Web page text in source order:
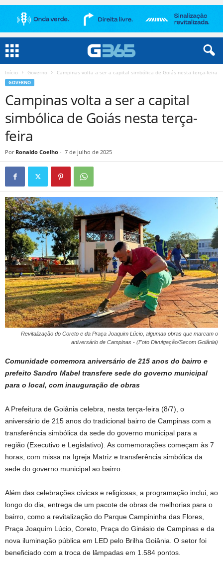
Início Governo Campinas volta a ser a capital simbólica de Goiás nesta terça-feira
GOVERNO
Campinas volta a ser a capital
simbólica de Goiás nesta terça-
feira
Por Ronaldo Coelho - 7 de julho de 2025
Revitalização do Coreto e da Praça Joaquim Lúcio, algumas obras que marcam o
aniversário de Campinas - (Foto Divulgação/Secom Goiânia)
Comunidade comemora aniversário de 215 anos do bairro e
prefeito Sandro Mabel transfere sede do governo municipal
para o local, com inauguração de obras
A Prefeitura de Goiânia celebra, nesta terça-feira (8/7), o
aniversário de 215 anos do tradicional bairro de Campinas com a
transferência simbólica da sede do governo municipal para a
região (Executivo e Legislativo). As comemorações começam às 7
horas, com missa na Igreja Matriz e transferência simbólica da
sede do governo municipal ao bairro.
Além das celebrações cívicas e religiosas, a programação inclui, ao
longo do dia, entrega de um pacote de obras de melhorias para o
bairro, como a revitalização do Parque Campininha das Flores,
Praça Joaquim Lúcio, Coreto, Praça do Ginásio de Campinas e da
nova iluminação pública em LED pelo Brilha Goiânia. O setor foi
beneficiado com a troca de lâmpadas em 1.584 pontos.